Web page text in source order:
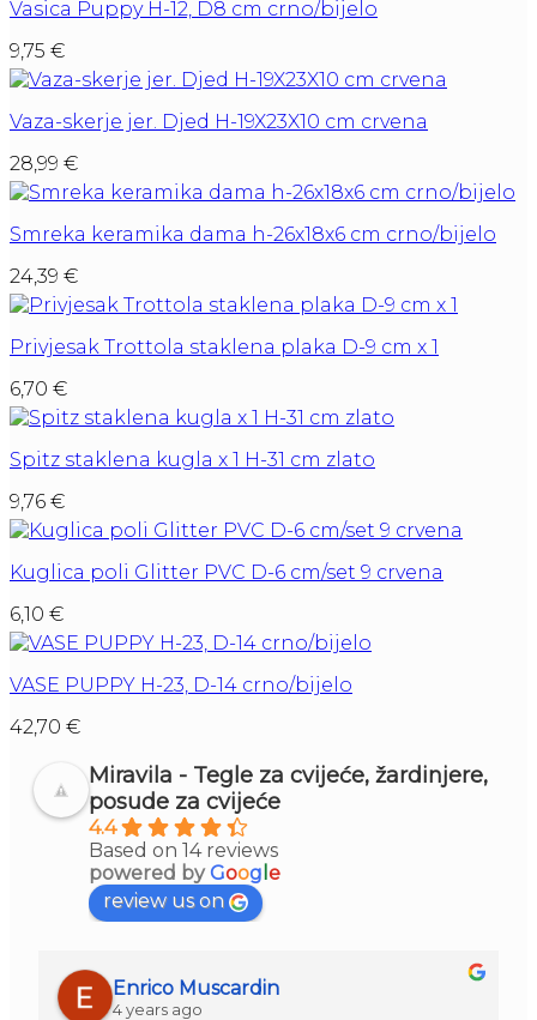
Vasica Puppy H-12, D8 cm crno/bijelo
9,75 €
Vaza-skerje jer. Djed H-19X23X10 cm crvena
28,99 €
Smreka keramika dama h-26x18x6 cm crno/bijelo
24,39 €
Privjesak Trottola staklena plaka D-9 cm x 1
6,70 €
Spitz staklena kugla x 1 H-31 cm zlato
9,76 €
Kuglica poli Glitter PVC D-6 cm/set 9 crvena
6,10 €
VASE PUPPY H-23, D-14 crno/bijelo
42,70 €
Miravila - Tegle za cvijeće, žardinjere,
posude za cvijeće
4.4
Based on 14 reviews
powered byGoog e
review us on
Enrico Muscardin
4 years ago